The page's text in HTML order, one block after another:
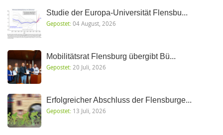
Studie der Europa-Universität Flensbu...
Gepostet:04 August, 2026
Mobilitätsrat Flensburg übergibt Bü...
Gepostet:20 Juli, 2026
Erfolgreicher Abschluss der Flensburge...
Gepostet: 13 Juli, 2026